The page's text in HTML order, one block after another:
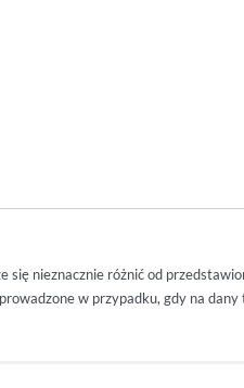
się nieznacznie różnić od
w przypadku, gdy na